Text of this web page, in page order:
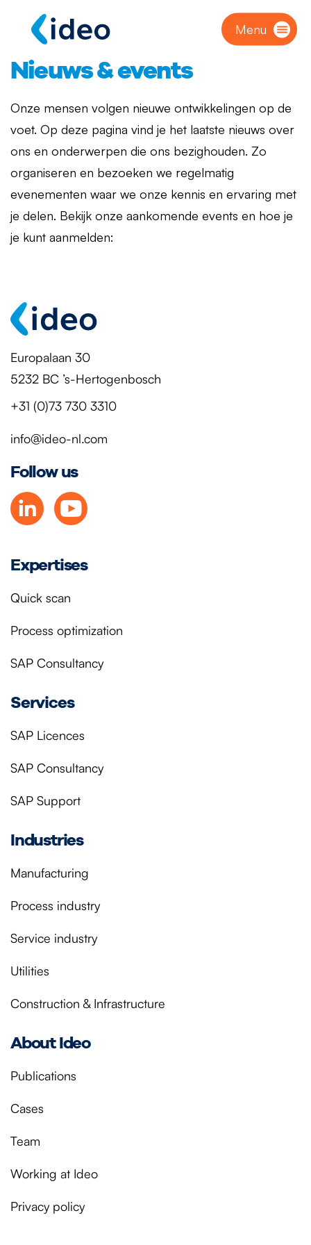
Menu
Nieuws & events
Onze mensen volgen nieuwe ontwikkelingen op de
voet. Op deze pagina vind je het laatste nieuws over
ons en onderwerpen die ons bezighouden. Zo
organiseren en bezoeken we regelmatig
evenementen waar we onze kennis en ervaring met
je delen. Bekijk onze aankomende events en hoe je
je kunt aanmelden:
Europalaan 30
5232 BC ’s-Hertogenbosch
+31 (0)73 730 3310
info@ideo-nl.com
Follow us
Expertises
Quick scan
Process optimization
SAP Consultancy
Services
SAP Licences
SAP Consultancy
SAP Support
Industries
Manufacturing
Process industry
Service industry
Utilities
Construction & Infrastructure
About Ideo
Publications
Cases
Team
Working at Ideo
Privacy policy